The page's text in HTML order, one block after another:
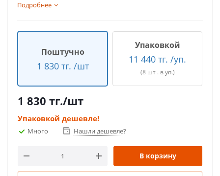
Подробнее
Поштучно
1 830 тг. /шт
Упаковкой
11 440 тг. /уп.
(8 шт . в уп.)
1 830 тг./шт
Упаковкой дешевле!
Много Нашли дешевле?
В корзину